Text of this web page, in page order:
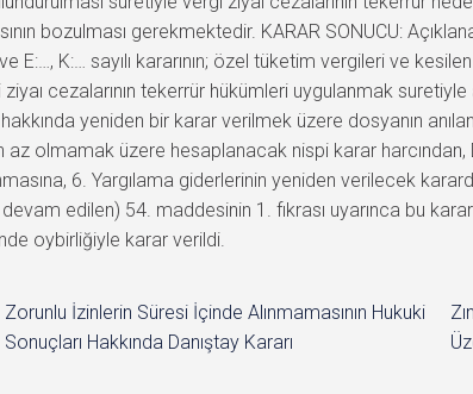
bozulması gerekmektedir. KARAR SONUCU:
K:… sayılı kararının; özel tüketim vergileri ve
cezalarının tekerrür hükümleri uygulanmak
hakkında yeniden bir karar verilmek üzere dosyanın
az olmamak üzere hesaplanacak nispi karar
6. Yargılama giderlerinin yeniden verilecek
edilen) 54. maddesinin 1. fıkrası uyarınca bu
oybirliğiyle karar verildi.
Zorunlu İzinlerin Süresi İçinde Alınmamasının Hukuki
Sonuçları Hakkında Danıştay Kararı